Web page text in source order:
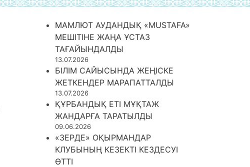
МАМЛЮТ АУДАНДЫҚ «MUSTAFA»
МЕШІТІНЕ ЖАҢА ҰСТАЗ
ТАҒАЙЫНДАЛДЫ
13.07.2026
БІЛІМ САЙЫСЫНДА ЖЕҢІСКЕ
ЖЕТКЕНДЕР МАРАПАТТАЛДЫ
13.07.2026
ҚҰРБАНДЫҚ ЕТІ МҰҚТАЖ
ЖАНДАРҒА ТАРАТЫЛДЫ
09.06.2026
«ЗЕРДЕ» ОҚЫРМАНДАР
КЛУБЫНЫҢ КЕЗЕКТІ КЕЗДЕСУІ
ӨТТІ